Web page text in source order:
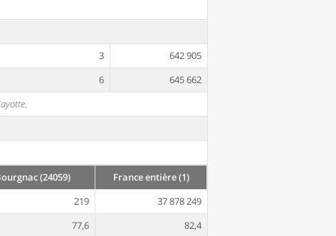
3
642 905
6
645 662
(24059)
France entière (1)
219
37 878 249
77,6
82,4